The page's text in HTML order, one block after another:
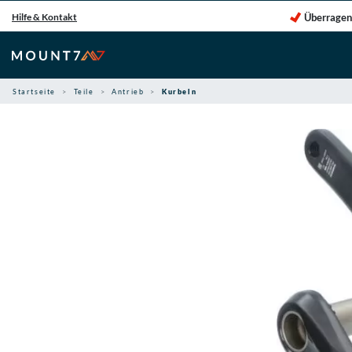
Inhalt
springen
Hilfe & Kontakt
Startseite Teile Antrieb Kurbeln